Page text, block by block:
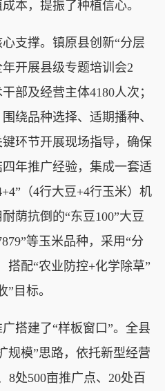
本，提振了种植信心。
撑。镇原县创新“分层
开展县级专题培训会2
部及经营主体4180人次；
绕品种选择、适期播种、
环节开展现场指导，确保
年推广经验，集成一套适
（4行大豆+4行玉米）机
荫抗倒的“东豆100”大豆
等玉米品种，采用“分
搭配“农业防控+化学除草”
目标。
建了“样板窗口”。全县
规模”思路，依托新型经营
8处500亩推广点、20处百